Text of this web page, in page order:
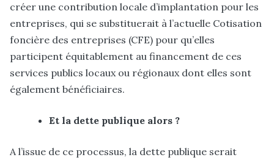
créer une contribution locale d’implantation pour les
entreprises, qui se substituerait à l’actuelle Cotisation
foncière des entreprises (CFE) pour qu’elles
participent équitablement au financement de ces
services publics locaux ou régionaux dont elles sont
également bénéficiaires.
Et la dette publique alors ?
A l’issue de ce processus, la dette publique serait